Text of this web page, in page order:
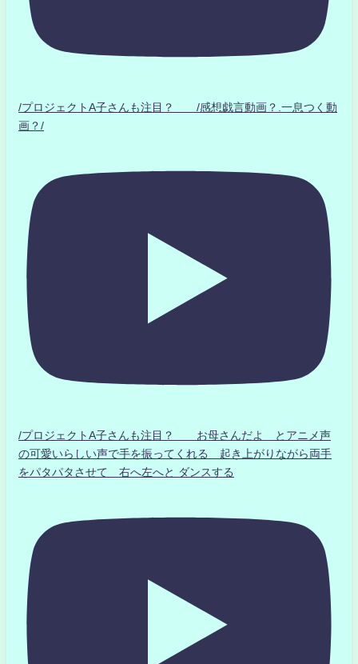
/プロジェクトA子さんも注目？ /感想戯言動画？.一息つく動
画？/
/プロジェクトA子さんも注目？ お母さんだよ とアニメ声
の可愛いらしい声で手を振ってくれる 起き上がりながら両手
をパタパタさせて 右へ左へと ダンスする